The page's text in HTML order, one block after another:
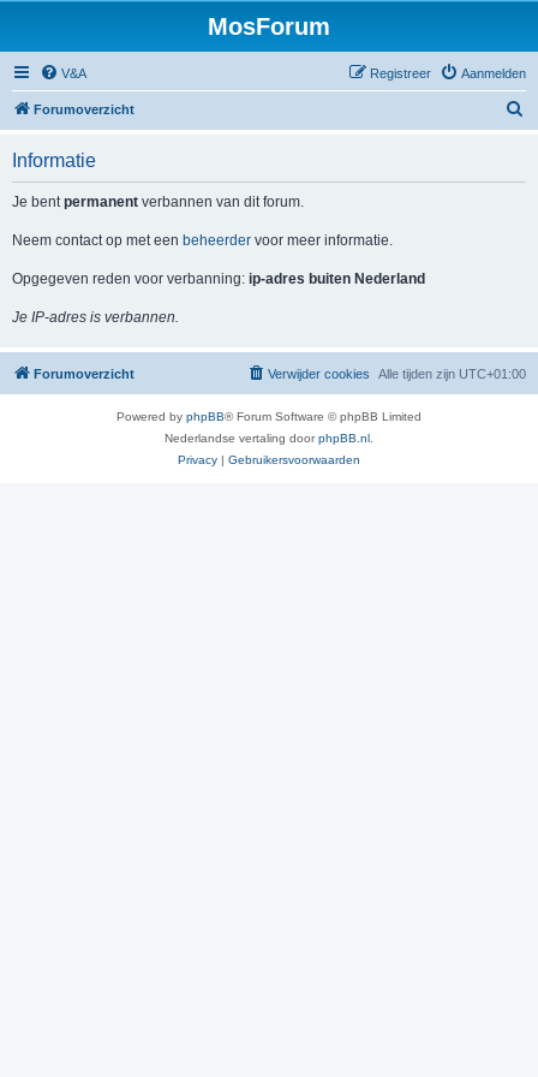
MosForum
V&A Aanmelden
Registreer
Forumoverzicht
Informatie
Je bentpermanent verbannen van dit forum.
Neem contact op met een beheerder voor meer informatie.
Opgegeven reden voor verbanning: ip-adres buiten Nederland
Je IP-adres is verbannen.
Forumoverzicht Alle tijden zijn UTC+01:00
Verwijder cookies
Powered by phpBB® Forum Software © phpBB Limited
Nederlandse vertaling doorphpBB.nl
Privacy | Gebruikersvoorwaarden